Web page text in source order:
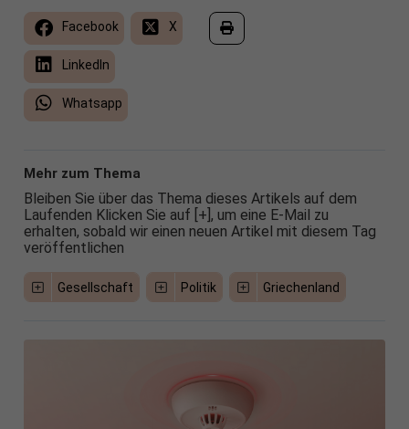
Facebook X
LinkedIn
Whatsapp
Mehr zum Thema
Bleiben Sie über das Thema dieses Artikels auf dem
Laufenden Klicken Sie auf [+], um eine E-Mail zu
erhalten, sobald wir einen neuen Artikel mit diesem Tag
veröffentlichen
Gesellschaft Politik Griechenland